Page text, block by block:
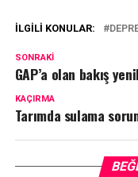
İLGILI KONULAR:
SONRAKI
GAP’a olan bakış
KAÇIRMA
Tarımda sulama